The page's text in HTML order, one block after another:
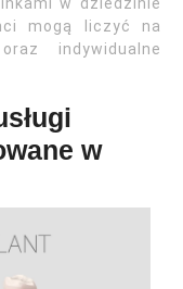
mogą liczyć na
indywidualne
w